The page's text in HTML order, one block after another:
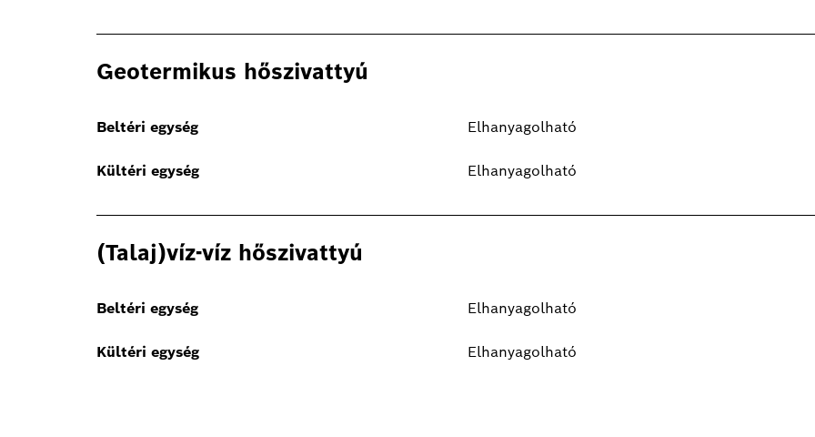
Geotermikus hőszivattyú
Beltéri egység Elhanyagolható
Kültéri egység Elhanyagolható
(Talaj)víz-víz hőszivattyú
Beltéri egység Elhanyagolható
Kültéri egység Elhanyagolható